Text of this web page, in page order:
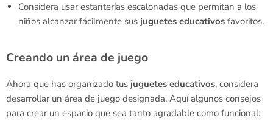
Considera usar estanterías escalonadas que permitan a los
niños alcanzar fácilmente sus juguetes educativos favoritos.
Creando un área de juego
Ahora que has organizado tus juguetes educativos, considera
desarrollar un área de juego designada. Aquí algunos consejos
para crear un espacio que sea tanto agradable como funcional: